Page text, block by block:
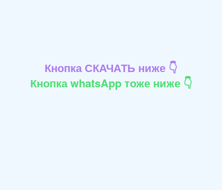
Кнопка СКАЧАТЬ ниже 👇
Кнопка whatsApp тоже ниже 👇